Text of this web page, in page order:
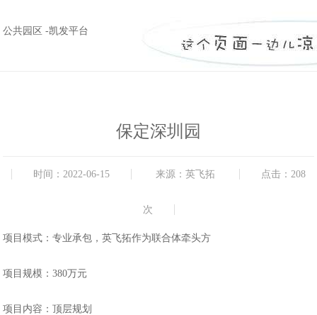
公共园区 -凯发平台
保定深圳园
时间：2022-06-15 来源：英飞拓 点击：208
次
项目模式：专业承包，英飞拓作为联合体牵头方
项目规模：380万元
项目内容：顶层规划